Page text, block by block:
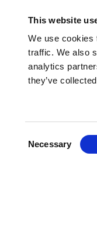
This website
We use cookies
traffic. We also
analytics
they’ve
Necessary